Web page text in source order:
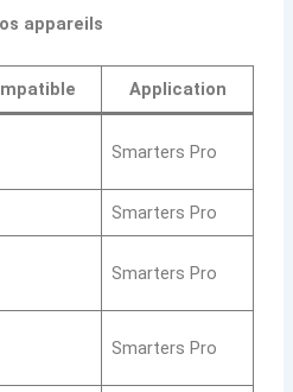
appareils
Application
Smarters Pro
Smarters Pro
Smarters Pro
Smarters Pro